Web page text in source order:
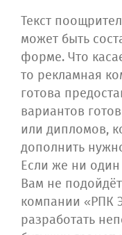
Текст
может быть
форме. Что
то рекламная
готова
вариантов
или дипломов,
дополнить
Если же ни
Вам не
компании «РПК
разработать